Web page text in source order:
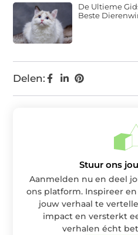
Delen:
De Ultieme
Beste
Stuur ons
Aanmelden nu en deel
ons platform. Inspireer
jouw verhaal te
impact en versterkt
verhalen écht